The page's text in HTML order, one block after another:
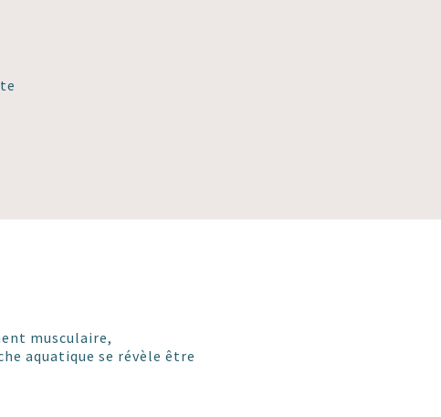
musculaire,
aquatique se révèle être